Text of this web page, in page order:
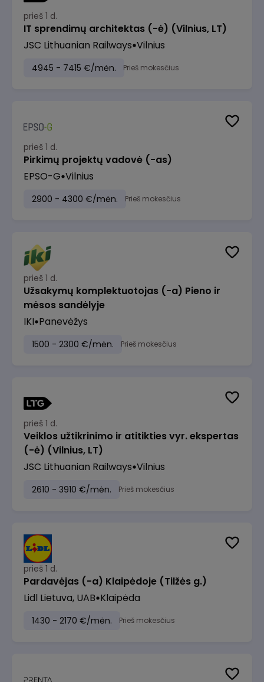
prieš 1 d.
IT sprendimų architektas (-ė) (Vilnius, LT)
JSC Lithuanian Railways Vilnius
4945 - 7415 €/mėn. Prieš mokesčius
prieš 1 d.
Pirkimų projektų vadovė (-as)
EPSO-G Vilnius
2900 - 4300 €/mėn. Prieš mokesčius
prieš 1 d.
Užsakymų komplektuotojas (-a) Pieno ir
mėsos sandėlyje
IKI Panevėžys
1500 - 2300 €/mėn. Prieš mokesčius
prieš 1 d.
Veiklos užtikrinimo ir atitikties vyr. ekspertas
(-ė) (Vilnius, LT)
JSC Lithuanian Railways Vilnius
2610 - 3910 €/mėn. Prieš mokesčius
prieš 1 d.
Pardavėjas (-a) Klaipėdoje (Tilžės g.)
Lidl Lietuva, UAB Klaipėda
1430 - 2170 €/mėn. Prieš mokesčius